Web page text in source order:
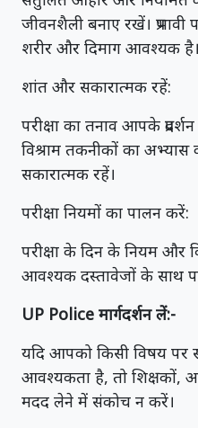
जीवनशैली बनाए रखें। प्रभावी
शरीर और दिमाग आवश्यक है।
शांत और सकारात्मक रहें:
परीक्षा का तनाव आपके
विश्राम तकनीकों का
सकारात्मक रहें।
परीक्षा नियमों का पालन करें:
परीक्षा के दिन के नियम
आवश्यक दस्तावेजों के साथ
UP Police मार्गदर्शन लें:-
यदि आपको किसी विषय पर
आवश्यकता है, तो
मदद लेने में संकोच न करें।